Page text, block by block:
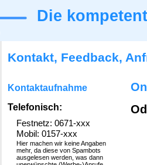
Die
Kontakt, Feedback,
Kontaktaufnahme
Telefonisch:
Festnetz: 0671-xxx
Mobil: 0157-xxx
Hier machen wir keine Angaben
mehr, da diese von Spambots
ausgelesen werden, was dann